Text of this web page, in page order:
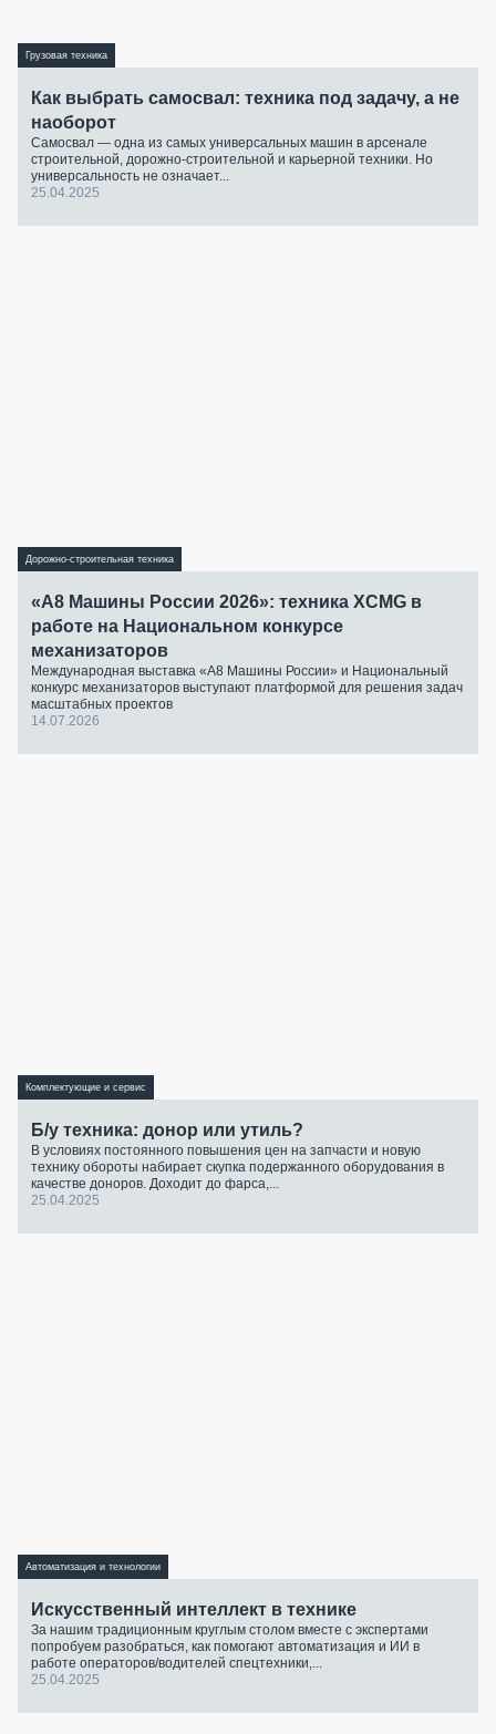
Грузовая техника
Как выбрать самосвал: техника под задачу, а не
наоборот
Самосвал — одна из самых универсальных машин в арсенале
строительной, дорожно-строительной и карьерной техники. Но
универсальность не означает...
25.04.2025
Дорожно-строительная техника
«А8 Машины России 2026»: техника XCMG в
работе на Национальном конкурсе
механизаторов
Международная выставка «А8 Машины России» и Национальный
конкурс механизаторов выступают платформой для решения задач
масштабных проектов
14.07.2026
Комплектующие и сервис
Б/у техника: донор или утиль?
В условиях постоянного повышения цен на запчасти и новую
технику обороты набирает скупка подержанного оборудования в
качестве доноров. Доходит до фарса,...
25.04.2025
Автоматизация и технологии
Искусственный интеллект в технике
За нашим традиционным круглым столом вместе с экспертами
попробуем разобраться, как помогают автоматизация и ИИ в
работе операторов/водителей спецтехники,...
25.04.2025